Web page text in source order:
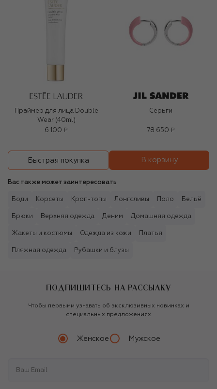
Праймер для лица Double
Wear (40ml)
6 100 ₽
Серьги
78 650 ₽
Быстрая покупка В корзину
Вас также может заинтересовать
Боди Корсеты Кроп-топы Лонгсливы Поло Бельё
Брюки Верхняя одежда Деним Домашняя одежда
Жакеты и костюмы Одежда из кожи Платья
Пляжная одежда Рубашки и блузы
ПОДПИШИТЕСЬ НА РАССЫЛКУ
Чтобы первыми узнавать об эксклюзивных новинках и
специальных предложениях
Женское Мужское